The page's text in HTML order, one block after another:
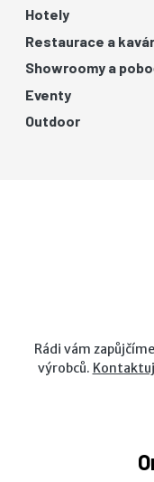
Hotely
Restaurace a
Showroomy a
Eventy
Outdoor
Rádi vám
výrobců.